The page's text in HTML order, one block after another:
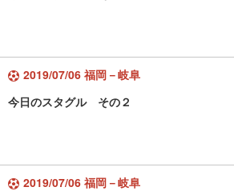
2019/07/06 福岡－岐阜
今日のスタグル その２
2019/07/06 福岡－岐阜